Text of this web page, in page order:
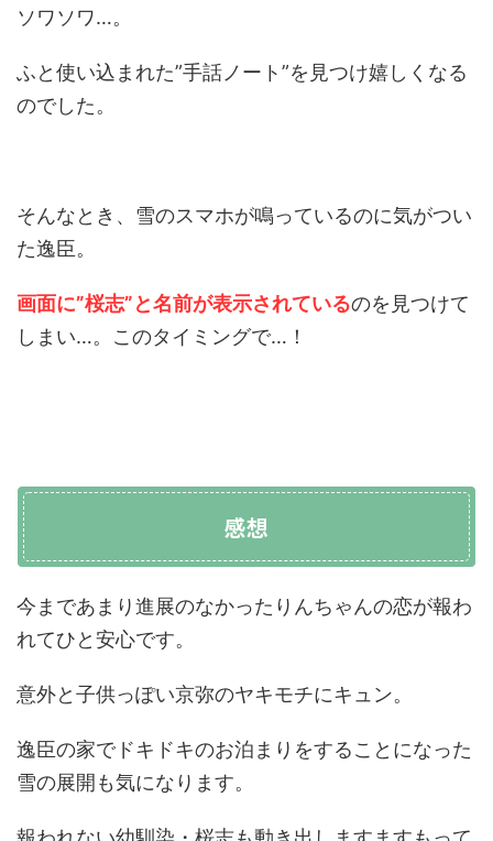
ソワソワ…。
ふと使い込まれた”手話ノート”を見つけ嬉しくなる
のでした。
そんなとき、雪のスマホが鳴っているのに気がつい
た逸臣。
画面に”桜志”と名前が表示されているのを見つけて
しまい…。このタイミングで…！
感想
今まであまり進展のなかったりんちゃんの恋が報わ
れてひと安心です。
意外と子供っぽい京弥のヤキモチにキュン。
逸臣の家でドキドキのお泊まりをすることになった
雪の展開も気になります。